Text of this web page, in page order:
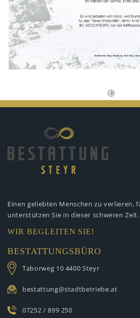
Einen geliebten Menschen zu verlieren,
unterstützen Sie in dieser schweren Zeit.
WIR BEGLEITEN SIE!
BESTATTUNGSBÜRO
Taborweg 10 4400 Steyr
bestattung@stadtbetriebe.at
07252 / 899 250